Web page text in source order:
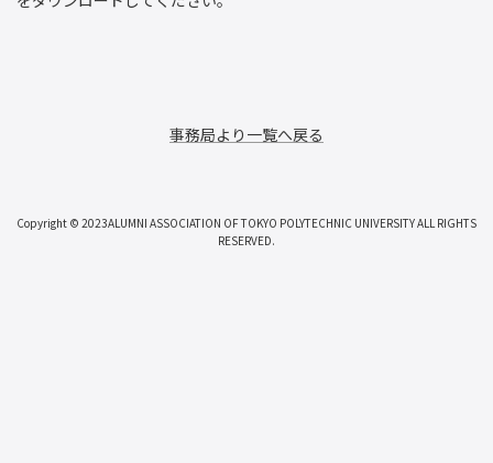
事務局より一覧へ戻る
Copyright © 2023ALUMNI ASSOCIATION OF TOKYO POLYTECHNIC UNIVERSITY ALL RIGHTS
RESERVED.